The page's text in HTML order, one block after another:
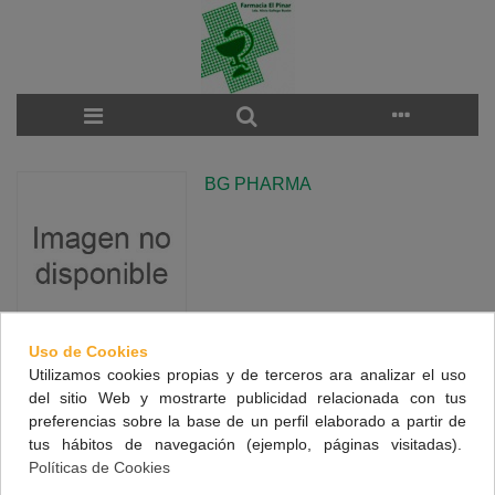
BG PHARMA
There are no products on the category.
NUESTRA FARMACIA
Uso de Cookies
Utilizamos cookies propias y de terceros ara analizar el uso
del sitio Web y mostrarte publicidad relacionada con tus
preferencias sobre la base de un perfil elaborado a partir de
tus hábitos de navegación (ejemplo, páginas visitadas).
Políticas de Cookies